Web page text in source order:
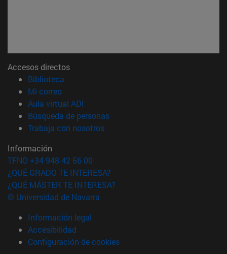
Accesos directos
Biblioteca
Mi correo(abre en nueva ventana)
Aula virtual ADI
Búsqueda de personas(abre en nueva ventana)
Trabaja con nosotros(abre en nueva ventana)
Información
TFNO +34 948 42 56 00
¿QUÉ GRADO TE INTERESA?
¿QUÉ MÁSTER TE INTERESA?
© Universidad de Navarra
Información legal
Accesibilidad
Configuración de cookies